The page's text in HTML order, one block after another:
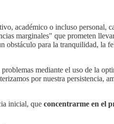
académico o incluso personal,
marginales" que prometen
obstáculo para la tranquilidad, la
mediante el uso de la
por nuestra persistencia,
inicial, que concentrarme en el